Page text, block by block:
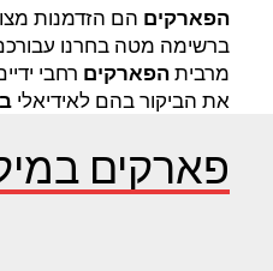
הפארקים הם הזדמנות
ברשימה מטה בחרנו
מרביתהפארקים רחבי
את הביקור בהם לאידיאלי
פארקים